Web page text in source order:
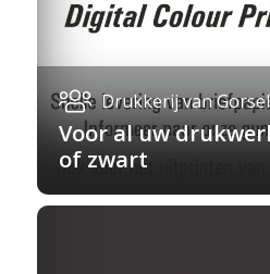
Drukkerij van Gorsel
Voor al uw
of zwart